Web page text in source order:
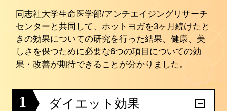
同志社大学生命医学部/アンチエイジングリサーチ
センターと共同して、ホットヨガを3ヶ月続けたと
きの効果についての研究を行った結果、健康、美
しさを保つために必要な6つの項目についての効
果・改善が期待できることが分かりました。
1 ダイエット効果